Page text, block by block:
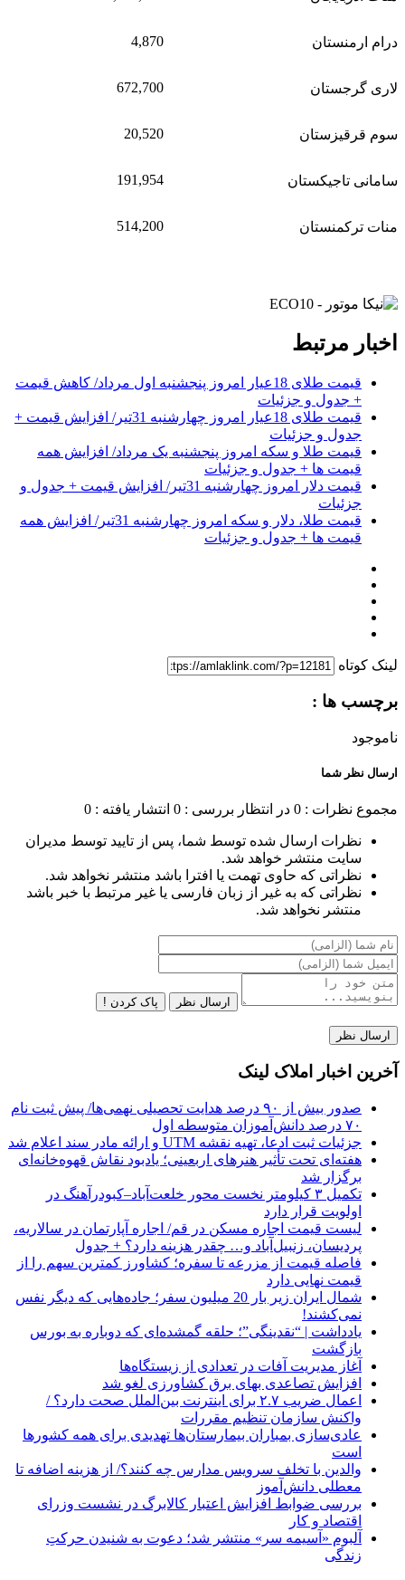
درام ارمنستان 4,870
لاری گرجستان 672,700
سوم قرقیزستان 20,520
سامانی تاجیکستان 191,954
منات ترکمنستان 514,200
اخبار مرتبط
قیمت طلای 18عیار امروز پنجشنبه اول مرداد/ کاهش قیمت
+ جدول و جزئیات
قیمت طلای 18عیار امروز چهارشنبه 31تیر/ افزایش قیمت +
جدول و جزئیات
قیمت طلا و سکه امروز پنجشنبه یک مرداد/ افزایش همه
قیمت ها + جدول و جزئیات
قیمت دلار امروز چهارشنبه 31تیر/ افزایش قیمت + جدول و
جزئیات
قیمت طلا، دلار و سکه امروز چهارشنبه 31تیر/ افزایش همه
قیمت ها + جدول و جزئیات
لینک کوتاه
برچسب ها :
ناموجود
ارسال نظر شما
مجموع نظرات : 0 در انتظار بررسی : 0 انتشار یافته : 0
نظرات ارسال شده توسط شما، پس از تایید توسط مدیران
سایت منتشر خواهد شد.
نظراتی که حاوی تهمت یا افترا باشد منتشر نخواهد شد.
نظراتی که به غیر از زبان فارسی یا غیر مرتبط با خبر باشد
منتشر نخواهد شد.
ارسال نظر پاک کردن !
آخرین اخبار املاک لینک
صدور بیش از ۹۰ درصد هدایت تحصیلی نهمی‌ها/ پیش ثبت نام
۷۰ درصد دانش‌آموزان متوسطه اول
جزئیات ثبت ادعا، تهیه نقشه UTM و ارائه مادر سند اعلام شد
هفته‌ای تحت تأثیر هنرهای اربعینی؛ یادبود نقاش قهوه‌خانه‌ای
برگزار شد
تکمیل ۳ کیلومتر نخست محور خلعت‌آباد–کبودرآهنگ در
اولویت قرار دارد
لیست قیمت اجاره مسکن در قم/ اجاره آپارتمان در سالاریه،
پردیسان، زنبیل‌آباد و… چقدر هزینه دارد؟ + جدول
فاصله قیمت از مزرعه تا سفره؛ کشاورز کمترین سهم را از
قیمت نهایی دارد
شمال ایران زیر بار 20 میلیون سفر؛ جاده‌هایی که دیگر نفس
نمی‌کشند!
یادداشت | “نقدینگی”؛ حلقه گمشده‌ای که دوباره به بورس
بازگشت
آغاز مدیریت آفات در تعدادی از زیستگاه‌ها
افزایش تصاعدی بهای برق کشاورزی لغو شد
اعمال ضریب ۲.۷ برای اینترنت بین‌الملل صحت دارد؟ /
واکنش سازمان تنظیم مقررات
عادی‌سازی بمباران بیمارستان‌ها تهدیدی برای همه کشورها
است
والدین با تخلف سرویس مدارس چه کنند؟/ از هزینه اضافه تا
معطلی دانش‌آموز
بررسی ضوابط افزایش اعتبار کالابرگ در نشست وزرای
اقتصاد و کار
آلبوم «آسیمه سر» منتشر شد؛ دعوت به شنیدن حرکتِ
زندگی